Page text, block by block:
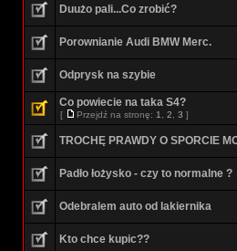
Duużo pali...Co zrobić?
Porownianie Audi BMW Merc.
Odprysk na szybie
Co powiecie na taka S4?
[ Przejdź na stronę: 1 2 3 ]
TROCHĘ PRAWDY O SPORCIE
Padło łożysko - czy to normalne ?
Odebralem auto od lakiernika
Kto chce kupic??